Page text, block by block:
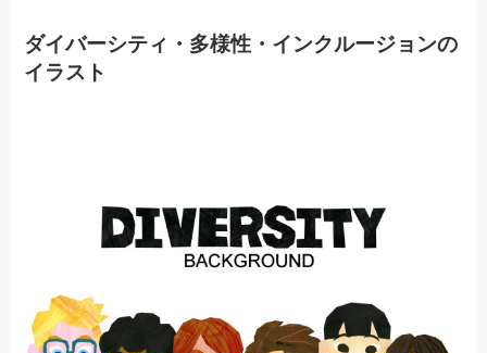
ダイバーシティ・多様性・インクルージョンの
イラスト